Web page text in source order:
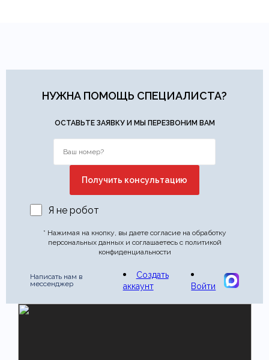
НУЖНА ПОМОЩЬ СПЕЦИАЛИСТА?
ОСТАВЬТЕ ЗАЯВКУ И МЫ ПЕРЕЗВОНИМ ВАМ
Я не робот
* Нажимая на кнопку, вы даете согласие на обработку
персональных данных и соглашаетесь с политикой
конфиденциальности
Написать нам в
мессенджер
Создать
аккаунт
Войти